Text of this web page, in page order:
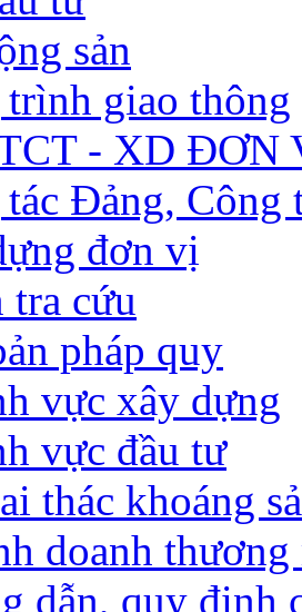
sản
giao thông
- XD ĐƠN
tác Đảng, Công
đơn vị
tra cứu
pháp quy
vực xây dựng
vực đầu tư
thác khoáng
doanh thương
dẫn, quy định